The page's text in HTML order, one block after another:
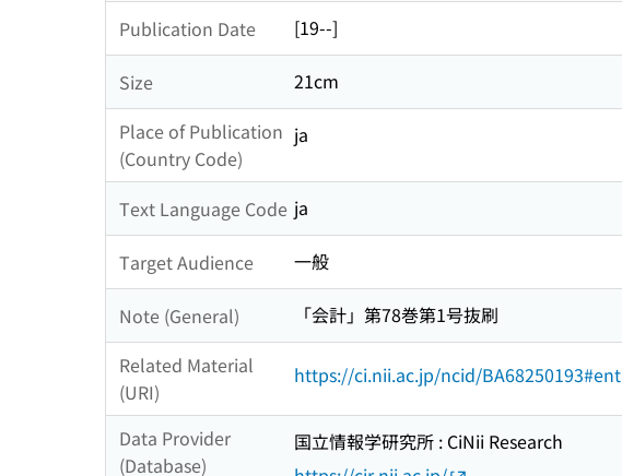
Publication Date [19--]
Size
21cm
Place of Publication
(Country Code)
ja
Text Language Code ja
Target Audience 一般
Note (General)
「会計」第78巻第1号抜刷
Related Material
(URI)
https://ci.nii.ac.jp/ncid/
Data Provider
(Database)
国立情報学研究所 : CiNii Research